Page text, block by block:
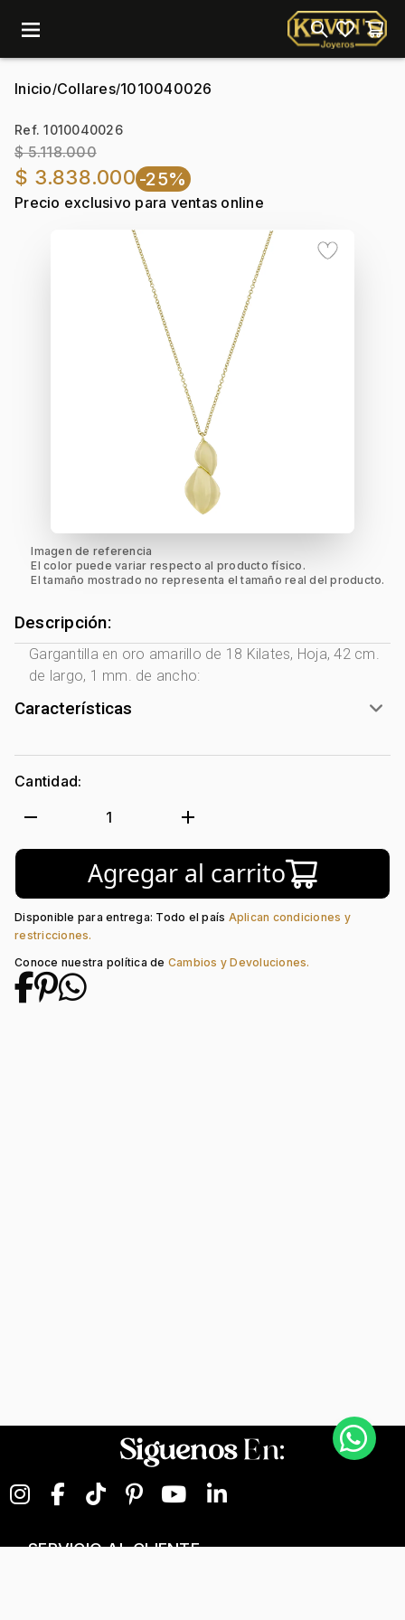
menu
Inicio/Collares/1010040026
Ref. 1010040026
$ 5.118.000
$ 3.838.000 -25%
Precio exclusivo para ventas online
Imagen de referencia
El color puede variar respecto al producto físico.
El tamaño mostrado no representa el tamaño real del producto.
Descripción:
Gargantilla en oro amarillo de 18 Kilates, Hoja, 42 cm.
de largo, 1 mm. de ancho:
Características
Género: Mujer
Tono Metal:
Metal: Oro 18 Kilates
Hoja
Tipo de terminado: Liso
Tipo de Broche: Pico Loro
Cantidad:
remove 1 add
Agregar al carrito
Disponible para entrega: Todo el país Aplican condiciones y
restricciones.
Conoce nuestra política de Cambios y Devoluciones.
SiguenosEn:
SERVICIO AL CLIENTE